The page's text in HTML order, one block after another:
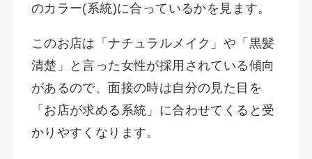
のカラー(系統)に合っているかを見ます。
このお店は「ナチュラルメイク」や「黒髪
清楚」と言った女性が採用されている傾向
があるので、面接の時は自分の見た目を
「お店が求める系統」に合わせてくると受
かりやすくなります。